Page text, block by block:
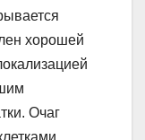
хорошей
Очаг